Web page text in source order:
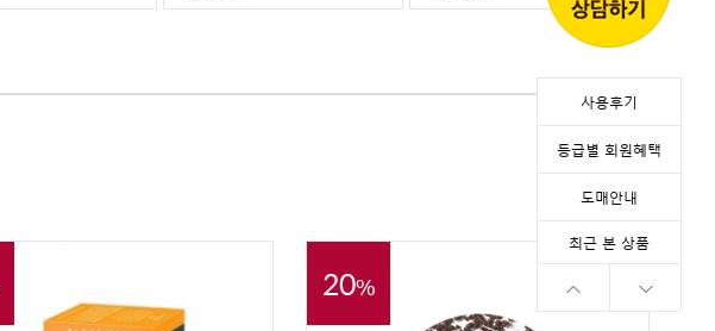
사용후기
등급별 회원혜택
도매안내
최근 본 상품
20%